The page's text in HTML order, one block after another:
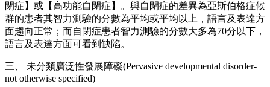
閉症】或【高功能自閉症】。與自閉症的差異為亞斯伯格症候
群的患者其智力測驗的分數為平均或平均以上，語言及表達方
面趨向正常；而自閉症患者智力測驗的分數大多為70分以下，
語言及表達方面可看到缺陷。
三、 未分類廣泛性發展障礙(Pervasive developmental disorder-
not otherwise specified)